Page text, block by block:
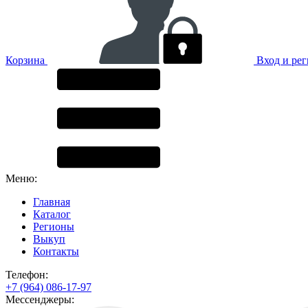
Корзина Вход и
Меню:
Главная
Каталог
Регионы
Выкуп
Контакты
Телефон:
+7 (964) 086-17-97
Мессенджеры: